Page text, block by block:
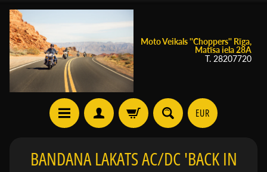
Moto Veikals ''Choppers'' Rīga,
Matīsa iela 28A
T. 28207720
EUR
BANDANA LAKATS AC/DC 'BACK IN